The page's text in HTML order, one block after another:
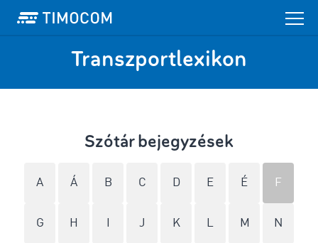
Transzportlexikon
Szótár bejegyzések
A Á B C D E É F
G H J K L M N